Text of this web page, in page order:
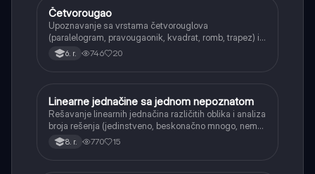
Matematika
Četvorougao
Upoznavanje sa vrstama četvorouglova
(paralelogram, pravougaonik, kvadrat, romb, trapez) i
njihovim osnovnim svojstvima.
6. r. 746 20
Matematika
Linearne jednačine sa jednom nepoznatom
Rešavanje linearnih jednačina različitih oblika i analiza
broja rešenja (jedinstveno, beskonačno mnogo, nema
rešenja).
8. r. 770 15